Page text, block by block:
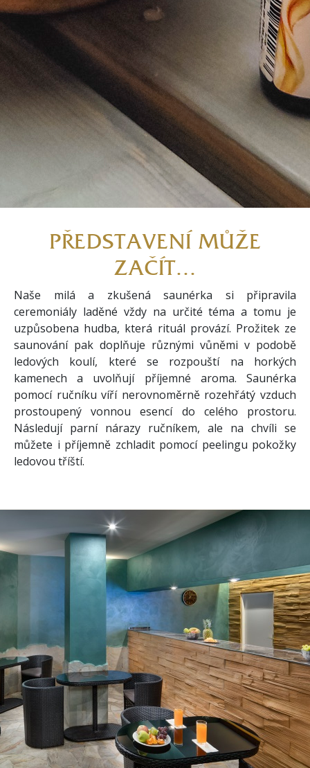
PŘEDSTAVENÍ MŮŽE
ZAČÍT...
Naše milá a zkušená saunérka si připravila
ceremoniály laděné vždy na určité téma a tomu je
uzpůsobena hudba, která rituál provází. Prožitek ze
saunování pak doplňuje různými vůněmi v podobě
ledových koulí, které se rozpouští na horkých
kamenech a uvolňují příjemné aroma. Saunérka
pomocí ručníku víří nerovnoměrně rozehřátý vzduch
prostoupený vonnou esencí do celého prostoru.
Následují parní nárazy ručníkem, ale na chvíli se
můžete i příjemně zchladit pomocí peelingu pokožky
ledovou tříští.